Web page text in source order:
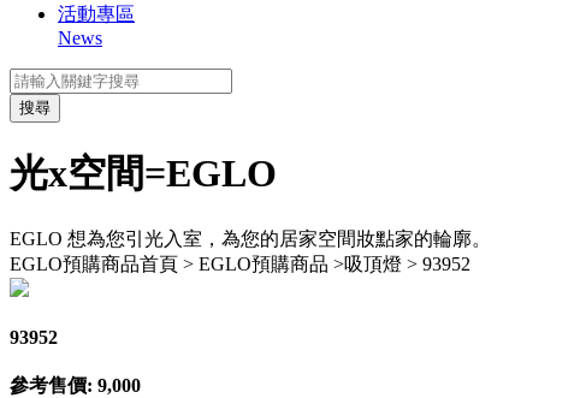
活動專區
News
搜尋
光x空間=EGLO
EGLO 想為您引光入室，為您的居家空間妝點家的輪廓。
EGLO預購商品首頁 > EGLO預購商品 >吸頂燈 > 93952
93952
參考售價: 9,000